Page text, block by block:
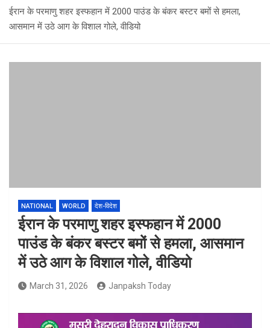
ईरान के परमाणु शहर इस्फहान में 2000 पाउंड के बंकर बस्टर बमों से हमला,
आसमान में उठे आग के विशाल गोले, वीडियो
NATIONAL WORLD देश-विदेश
ईरान के परमाणु शहर इस्फहान में 2000
पाउंड के बंकर बस्टर बमों से हमला, आसमान
में उठे आग के विशाल गोले, वीडियो
March 31, 2026 Janpaksh Today